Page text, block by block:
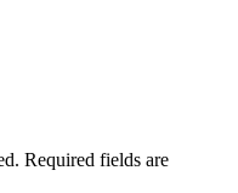
Required fields are